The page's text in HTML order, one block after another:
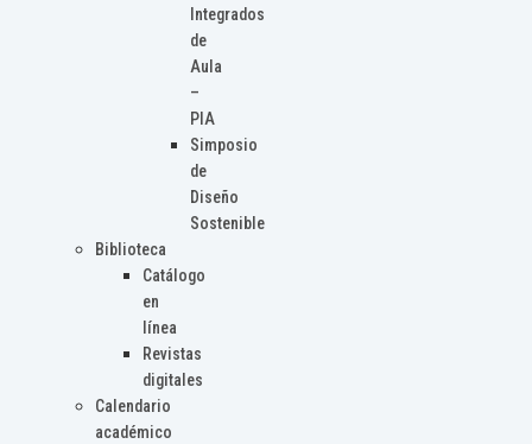
Integrados
de
Aula
–
PIA
Simposio
de
Diseño
Sostenible
Biblioteca
Catálogo
en
línea
Revistas
digitales
Calendario
académico